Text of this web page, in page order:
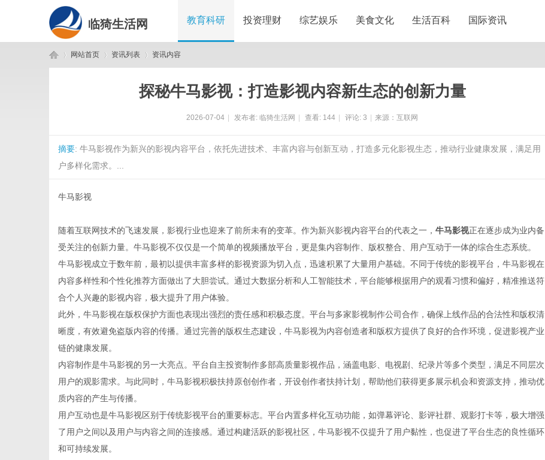
临猗生活网 教育科研 投资理财 综艺娱乐 美食文化 生活百科 国际资讯
网站首页 资讯列表 资讯内容
探秘牛马影视：打造影视内容新生态的创新力量
2026-07-04 发布者: 临猗生活网 查看: 144 评论: 3 来源：互联网
摘要: 牛马影视作为新兴的影视内容平台，依托先进技术、丰富内容与创新互动，打造多元化影视生态，推动行业健康发展，满足用
户多样化需求。...
牛马影视
随着互联网技术的飞速发展，影视行业也迎来了前所未有的变革。作为新兴影视内容平台的代表之一， 牛马影视正在逐步成为业内备
受关注的创新力量。牛马影视不仅仅是一个简单的视频播放平台，更是集内容制作、版权整合、用户互动于一体的综合生态系统。
牛马影视成立于数年前，最初以提供丰富多样的影视资源为切入点，迅速积累了大量用户基础。不同于传统的影视平台，牛马影视在
内容多样性和个性化推荐方面做出了大胆尝试。通过大数据分析和人工智能技术，平台能够根据用户的观看习惯和偏好，精准推送符
合个人兴趣的影视内容，极大提升了用户体验。
此外，牛马影视在版权保护方面也表现出强烈的责任感和积极态度。平台与多家影视制作公司合作，确保上线作品的合法性和版权清
晰度，有效避免盗版内容的传播。通过完善的版权生态建设，牛马影视为内容创造者和版权方提供了良好的合作环境，促进影视产业
链的健康发展。
内容制作是牛马影视的另一大亮点。平台自主投资制作多部高质量影视作品，涵盖电影、电视剧、纪录片等多个类型，满足不同层次
用户的观影需求。与此同时，牛马影视积极扶持原创创作者，开设创作者扶持计划，帮助他们获得更多展示机会和资源支持，推动优
质内容的产生与传播。
用户互动也是牛马影视区别于传统影视平台的重要标志。平台内置多样化互动功能，如弹幕评论、影评社群、观影打卡等，极大增强
了用户之间以及用户与内容之间的连接感。通过构建活跃的影视社区，牛马影视不仅提升了用户黏性，也促进了平台生态的良性循环
和可持续发展。